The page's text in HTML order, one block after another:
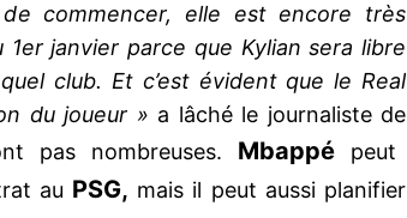
commencer, elle est encore très
janvier parce que Kylian sera libre
club. Et c’est évident que le Real
du joueur » a lâché le journaliste de
pas nombreuses. Mbappé peut
au PSG, mais il peut aussi planifier